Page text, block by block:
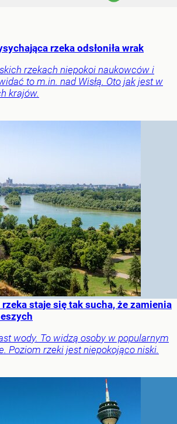
rzeka odsłoniła wrak
rzekach niepokoi naukowców i
to m.in. nad Wisłą. Oto jak jest w
krajów.
staje się tak sucha, że zamienia
wody. To widzą osoby w popularnym
Poziom rzeki jest niepokojąco niski.